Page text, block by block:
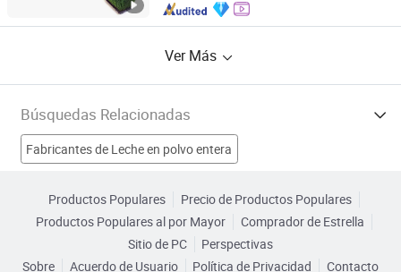
Ver Más
Búsquedas Relacionadas
Fabricantes de Leche en polvo entera
Fabricantes de máquina de jugo en polvo
Productos Populares
Precio de Productos Populares
Productos Populares al por Mayor
Comprador de Estrella
Sitio de PC
Perspectivas
Sobre
Acuerdo de Usuario Política de Privacidad Contacto